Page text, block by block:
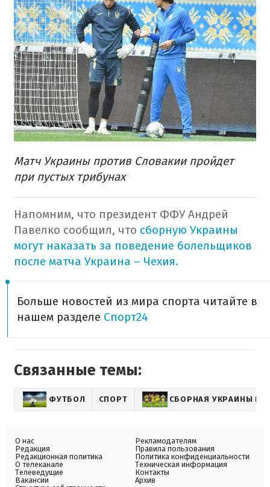
Матч Украины против Словакии пройдет
при пустых трибунах
Напомним, что президент ФФУ Андрей
Павелко сообщил, что сборную Украины
могут наказать за поведение болельщиков
после матча Украина – Чехия.
Больше новостей из мира спорта читайте в
нашем разделе Спорт24
Связанные темы:
ФУТБОЛ СПОРТ СБОРНАЯ УКРАИНЫ
О нас
Редакция
Редакционная политика
О телеканале
Телеведущие
Вакансии
Рекламодателям
Правила пользования
Политика конфиденциальности
Техническая информация
Контакты
Архив